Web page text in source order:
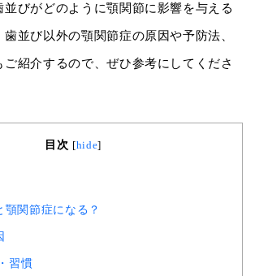
並びがどのように顎関節に影響を与える
並び以外の顎関節症の原因や予防法、
紹介するので、ぜひ参考にしてくださ
目次 [hide]
顎関節症になる？
習慣